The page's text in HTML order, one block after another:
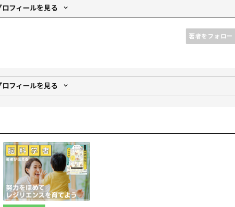
ロフィールを見る
攻卒。
人とそうでない人の違いを研究する会社を設立。世界的に成功して
方法を展開し、全国の200以上の幼稚園や教育機関の現場に携わり、
メディア出演も多数。
した本当に伝わるコツ』(アスコム)、『1万人の才能を引き出してき
著者をフォロー
ロフィールを見る
年からイラストレーターとして活動している。現在は3児の母、仙